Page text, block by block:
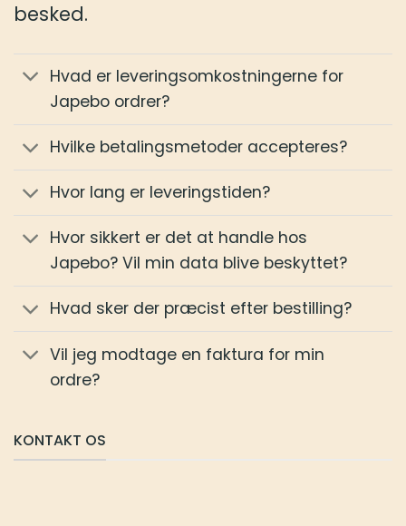
besked.
Hvad er leveringsomkostningerne for
Japebo ordrer?
Hvilke betalingsmetoder accepteres?
Hvor lang er leveringstiden?
Hvor sikkert er det at handle hos
Japebo? Vil min data blive beskyttet?
Hvad sker der præcist efter bestilling?
Vil jeg modtage en faktura for min
ordre?
KONTAKT OS